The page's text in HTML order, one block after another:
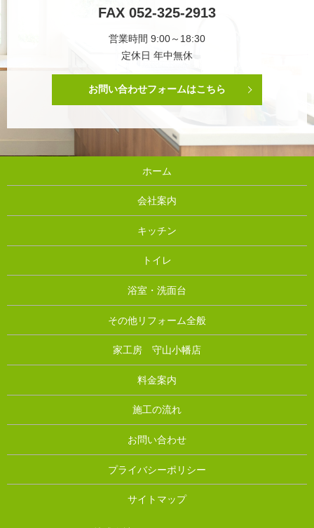
FAX 052-325-2913
営業時間 9:00～18:30
定休日 年中無休
お問い合わせフォームはこちら
ホーム
会社案内
キッチン
トイレ
浴室・洗面台
その他リフォーム全般
家工房 守山小幡店
料金案内
施工の流れ
お問い合わせ
プライバシーポリシー
サイトマップ